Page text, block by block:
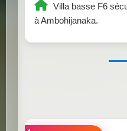
Villa basse F6
à Ambohijanaka.